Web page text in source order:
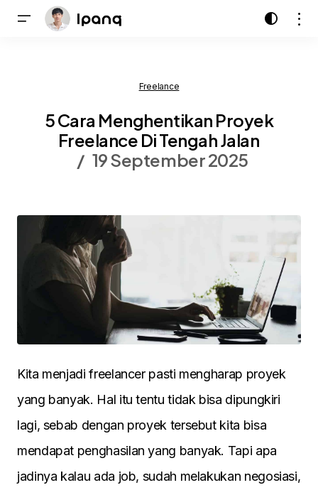
Freelance
5 Cara Menghentikan Proyek
Freelance Di Tengah Jalan
19 September 2025
Kita menjadi freelancer pasti mengharap proyek
yang banyak. Hal itu tentu tidak bisa dipungkiri
lagi, sebab dengan proyek tersebut kita bisa
mendapat penghasilan yang banyak. Tapi apa
jadinya kalau ada job, sudah melakukan negosiasi,